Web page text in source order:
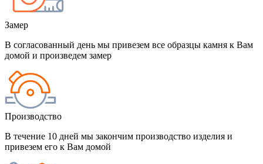
Замер
В согласованный день мы привезем все образцы камня к Вам
домой и произведем замер
Производство
В течение 10 дней мы закончим производство изделия и
привезем его к Вам домой